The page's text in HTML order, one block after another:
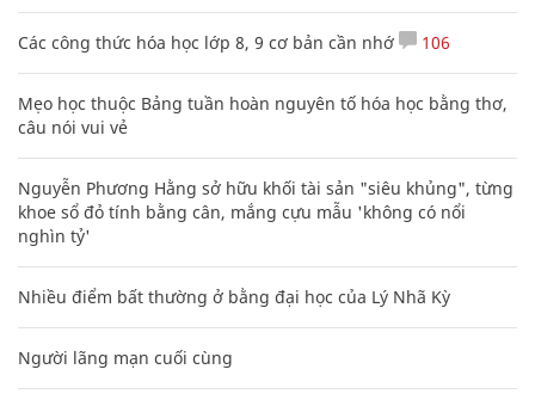
Các công thức hóa học lớp 8, 9 cơ bản cần nhớ 106
Mẹo học thuộc Bảng tuần hoàn nguyên tố hóa học bằng thơ,
câu nói vui vẻ
Nguyễn Phương Hằng sở hữu khối tài sản "siêu khủng", từng
khoe sổ đỏ tính bằng cân, mắng cựu mẫu 'không có nổi
nghìn tỷ'
Nhiều điểm bất thường ở bằng đại học của Lý Nhã Kỳ
Người lãng mạn cuối cùng